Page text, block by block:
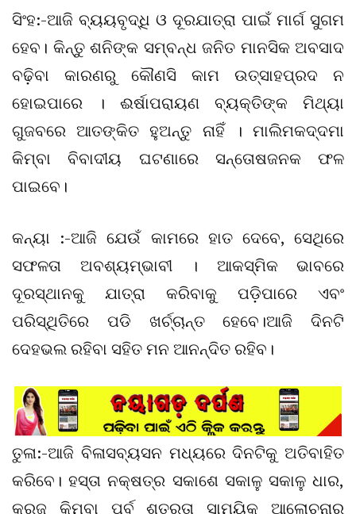
ସିଂହ:-ଆଜି ବ୍ୟୟବୃଦ୍ଧି ଓ ଦୂରଯାତ୍ରା ପାଇଁ ମାର୍ଗ ସୁଗମ
ହେବ। କିନ୍ତୁ ଶନିଙ୍କ ସମ୍ବନ୍ଧ ଜନିତ ମାନସିକ ଅବସାଦ
ବଢ଼ିବା କାରଣରୁ କୌଣସି କାମ ଉତ୍ସାହପ୍ରଦ ନ
ହୋଇପାରେ । ଈର୍ଷାପରାୟଣ ବ୍ୟକ୍ତିଙ୍କ ମିଥ୍ୟା
ଗୁଜବରେ ଆତଙ୍କିତ ହୁଅନ୍ତୁ ନାହିଁ । ମାଲିମକଦ୍ଦମା
କିମ୍ବା ବିବାଦୀୟ ଘଟଣାରେ ସନ୍ତୋଷଜନକ ଫଳ
ପାଇବେ।
କନ୍ୟା :-ଆଜି ଯେଉଁ କାମରେ ହାତ ଦେବେ, ସେଥିରେ
ସଫଳତା ଅବଶ୍ୟମ୍ଭାବୀ । ଆକସ୍ମିକ ଭାବରେ
ଦୂରସ୍ଥାନକୁ ଯାତ୍ରା କରିବାକୁ ପଡ଼ିପାରେ ଏବଂ
ପରିସ୍ଥିତିରେ ପଡି ଖର୍ଚ୍ଚାନ୍ତ ହେବେ।ଆଜି ଦିନଟି
ଦେହଭଲ ରହିବା ସହିତ ମନ ଆନନ୍ଦିତ ରହିବ।
ତୁଳା:-ଆଜି ବିଳାସବ୍ୟସନ ମଧ୍ୟରେ ଦିନଟିକୁ ଅତିବାହିତ
କରିବେ। ହସ୍ତା ନକ୍ଷତ୍ର ସକାଶେ ସକାଳୁ ସକାଳୁ ଧାର,
କରଜ କିମ୍ବା ପୂର୍ବ ଶତ୍ରୁତା ସାମୟିକ ଆଲୋଚନାର